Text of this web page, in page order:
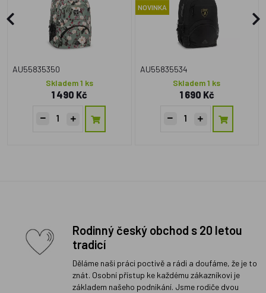
AU55835350
Skladem 1 ks
1 490 Kč
NOVINKA
AU55835534
Skladem 1 ks
1 690 Kč
Rodinný český obchod s 20 letou
tradicí
Děláme naši práci poctivě a rádi a doufáme, že je to
znát. Osobní přístup ke každému zákazníkovi je
základem našeho podnikání. Jsme rodiče dvou